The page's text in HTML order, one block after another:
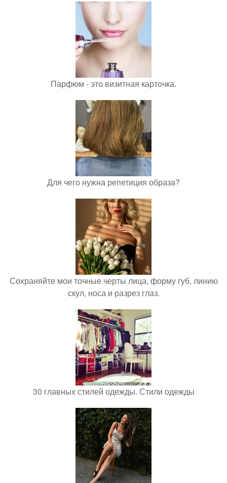
Парфюм - это визитная карточка.
Для чего нужна репетиция образа?
Сохраняйте мои точные черты лица, форму губ, линию
скул, носа и разрез глаз.
30 главных стилей одежды. Стили одежды